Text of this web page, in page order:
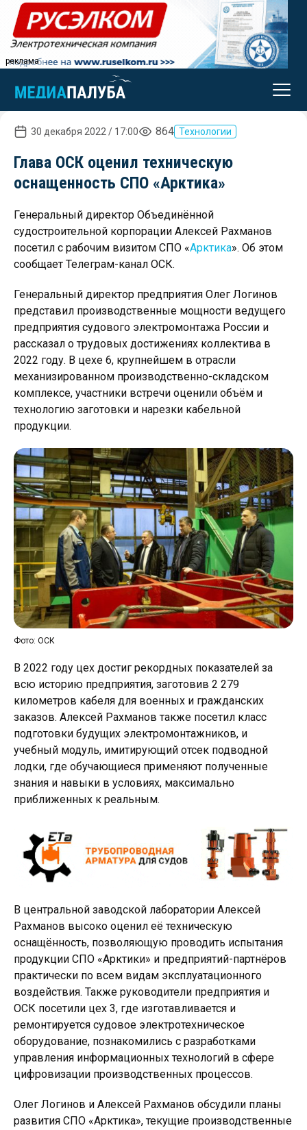
реклама
30 декабря 2022 / 17:00 864 Технологии
Глава ОСК оценил техническую
оснащенность СПО «Арктика»
Генеральный директор Объединённой
судостроительной корпорации Алексей Рахманов
посетил с рабочим визитом СПО «Арктика». Об этом
сообщает Телеграм-канал ОСК.
Генеральный директор предприятия Олег Логинов
представил производственные мощности ведущего
предприятия судового электромонтажа России и
рассказал о трудовых достижениях коллектива в
2022 году. В цехе 6, крупнейшем в отрасли
механизированном производственно-складском
комплексе, участники встречи оценили объём и
технологию заготовки и нарезки кабельной
продукции.
Фото: ОСК
В 2022 году цех достиг рекордных показателей за
всю историю предприятия, заготовив 2 279
километров кабеля для военных и гражданских
заказов. Алексей Рахманов также посетил класс
подготовки будущих электромонтажников, и
учебный модуль, имитирующий отсек подводной
лодки, где обучающиеся применяют полученные
знания и навыки в условиях, максимально
приближенных к реальным.
В центральной заводской лаборатории Алексей
Рахманов высоко оценил её техническую
оснащённость, позволяющую проводить испытания
продукции СПО «Арктики» и предприятий-партнёров
практически по всем видам эксплуатационного
воздействия. Также руководители предприятия и
ОСК посетили цех 3, где изготавливается и
ремонтируется судовое электротехническое
оборудование, познакомились с разработками
управления информационных технологий в сфере
цифровизации производственных процессов.
Олег Логинов и Алексей Рахманов обсудили планы
развития СПО «Арктика», текущие производственные